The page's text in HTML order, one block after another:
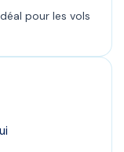
pour les vols